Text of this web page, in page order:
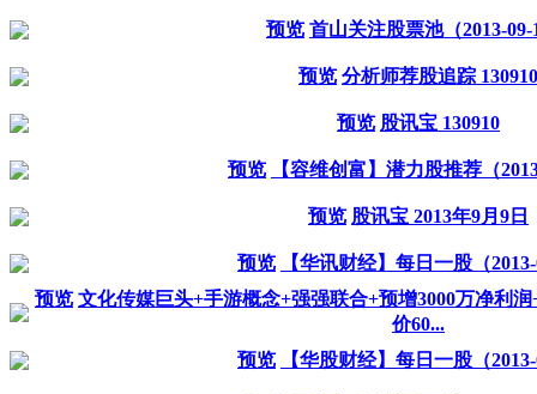
预览 首山关注股票池（2013-09-
预览 分析师荐股追踪 130910
预览 股讯宝 130910
预览 【容维创富】潜力股推荐（
预览 股讯宝 2013年9月9日
预览
【华讯财经】每日一股（
预览 文化传媒巨头+手游概念+强强联合+预增3000万净利
价60...
预览
【华股财经】每日一股（